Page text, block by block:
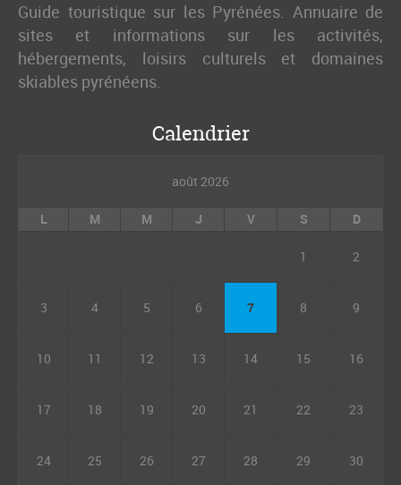
Guide touristique sur les Pyrénées. Annuaire de
sites et informations sur les activités,
hébergements, loisirs culturels et domaines
skiables pyrénéens.
Calendrier
août 2026
L M M J V S D
1 2
3 4 5 6 7 8 9
10 11 12 13 14 15 16
17 18 19 20 21 22 23
24 25 26 27 28 29 30